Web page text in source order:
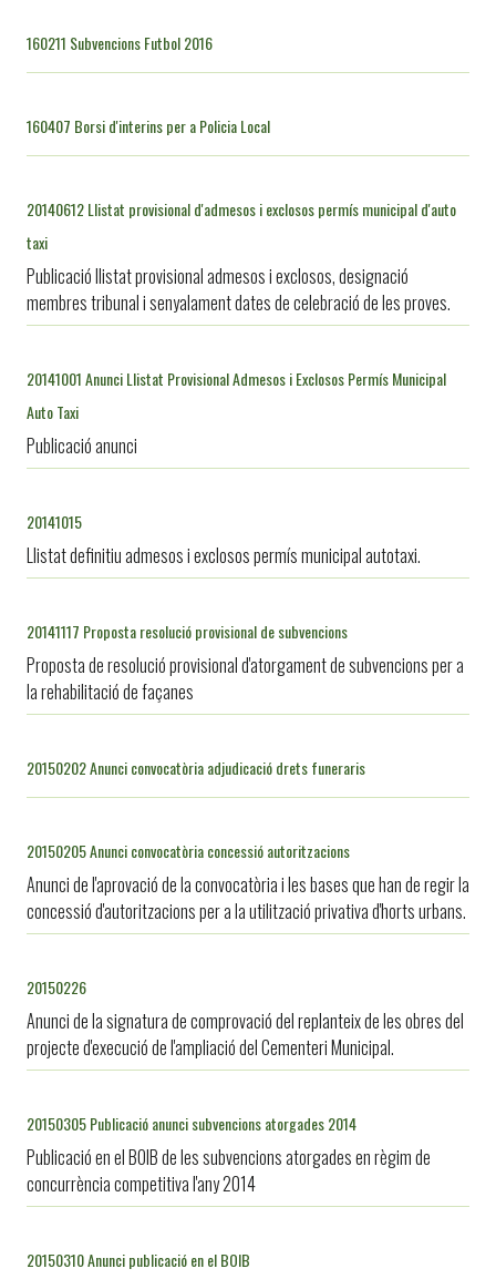
160211 Subvencions Futbol 2016
160407 Borsi d'interins per a Policia Local
20140612 Llistat provisional d'admesos i exclosos permís municipal d'auto
taxi
Publicació llistat provisional admesos i exclosos, designació
membres tribunal i senyalament dates de celebració de les proves.
20141001 Anunci Llistat Provisional Admesos i Exclosos Permís Municipal
Auto Taxi
Publicació anunci
20141015
Llistat definitiu admesos i exclosos permís municipal autotaxi.
20141117 Proposta resolució provisional de subvencions
Proposta de resolució provisional d'atorgament de subvencions per a
la rehabilitació de façanes
20150202 Anunci convocatòria adjudicació drets funeraris
20150205 Anunci convocatòria concessió autoritzacions
Anunci de l'aprovació de la convocatòria i les bases que han de regir la
concessió d'autoritzacions per a la utilització privativa d'horts urbans.
20150226
Anunci de la signatura de comprovació del replanteix de les obres del
projecte d'execució de l'ampliació del Cementeri Municipal.
20150305 Publicació anunci subvencions atorgades 2014
Publicació en el BOIB de les subvencions atorgades en règim de
concurrència competitiva l'any 2014
20150310 Anunci publicació en el BOIB